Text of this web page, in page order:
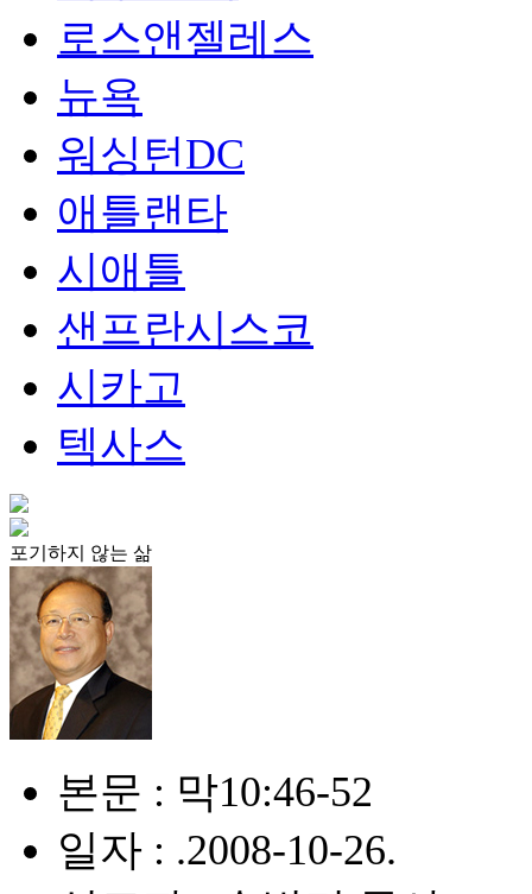
로스앤젤레스
뉴욕
워싱턴DC
애틀랜타
시애틀
샌프란시스코
시카고
텍사스
포기하지 않는 삶
본문 : 막10:46-52
일자 : .2008-10-26.